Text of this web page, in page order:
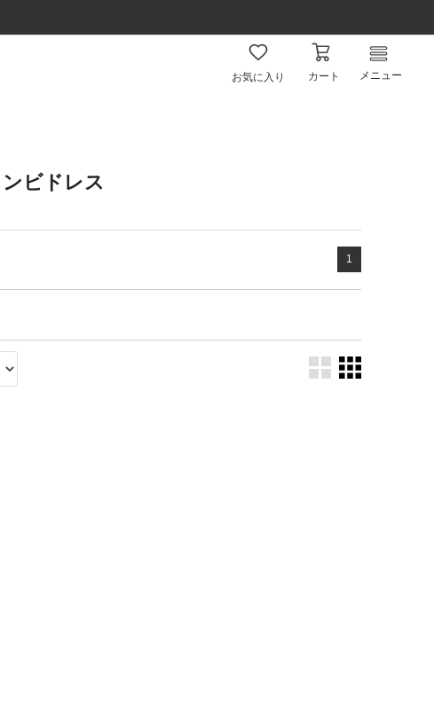
お気に入り カート メニュー
ビドレス
1